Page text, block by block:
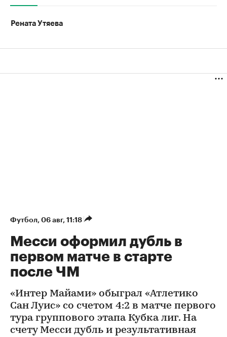
Рената Утяева
Футбол⁠, 06 авг, 11:18
Месси оформил дубль в
первом матче в старте
после ЧМ
«Интер Майами» обыграл «Атлетико
Сан Луис» со счетом 4:2 в матче первого
тура группового этапа Кубка лиг. На
счету Месси дубль и результативная